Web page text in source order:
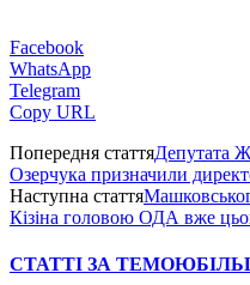
Facebook
WhatsApp
Telegram
Copy URL
Попередня статтяДепутата
Озерчука призначили
Наступна стаття
Кізіна головою ОДА вже
СТАТТІ ЗА ТЕМОЮ